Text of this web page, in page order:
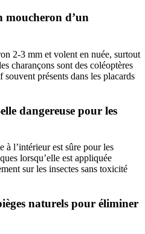
moucheron d’un
2-3 mm et volent en nuée, surtout
charançons sont des coléoptères
présents dans les placards
dangereuse pour les
à l’intérieur est sûre pour les
lorsqu’elle est appliquée
sur les insectes sans toxicité
naturels pour éliminer